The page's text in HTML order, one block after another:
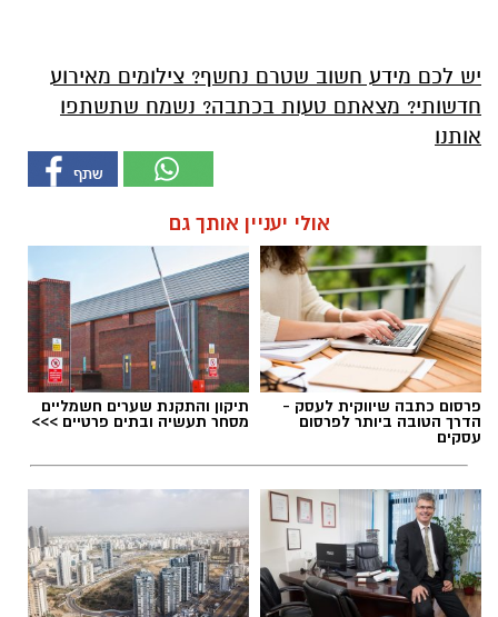
יש לכם מידע חשוב שטרם נחשף? צילומים מאירוע
חדשותי? מצאתם טעות בכתבה? נשמח שתשתפו
אותנו
אולי יעניין אותך גם
פרסום כתבה שיווקית לעסק -
הדרך הטובה ביותר לפרסום
עסקים
תיקון והתקנת שערים חשמליים
מסחר תעשיה ובתים פרטיים >>>